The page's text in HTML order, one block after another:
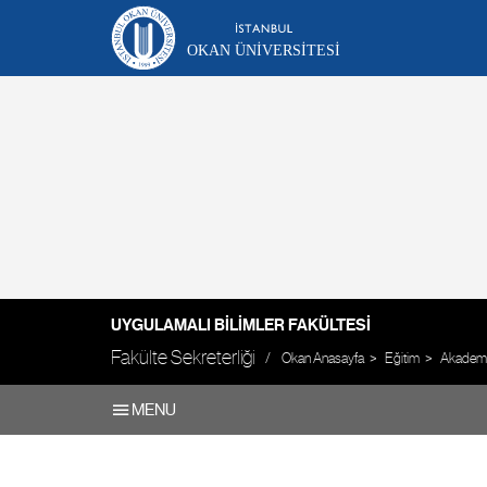
OKAN ÜNIVERSITESI
UYGULAMALI BILIMLER FAKÜLTESI
Fakülte Sekreterliği Okan Anasayfa Eğitim
MENU